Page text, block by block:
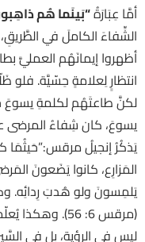
أمَّا عِبَارَةُ“بَينَما هُم
الشِّفاءَ الكاملَ في
أظهروا إيمانَهُم العمليَّ
انتظارٍ لِعلامةٍ حِسّيَّة. فلو
لكنَّ طاعتَهُم لكلمةِ يسوعَ
يسوعَ، كان شِفاءُ المرضى
يَذكُرُ إنجيلُ مرقس:”حَيثُمَا
المَزارِع، كانوا يَضَعونَ
يَلمِسونَ ولو هُدبَ رِدائِه.
(مرقس 6: 56).
ليس في الرؤية، بل في